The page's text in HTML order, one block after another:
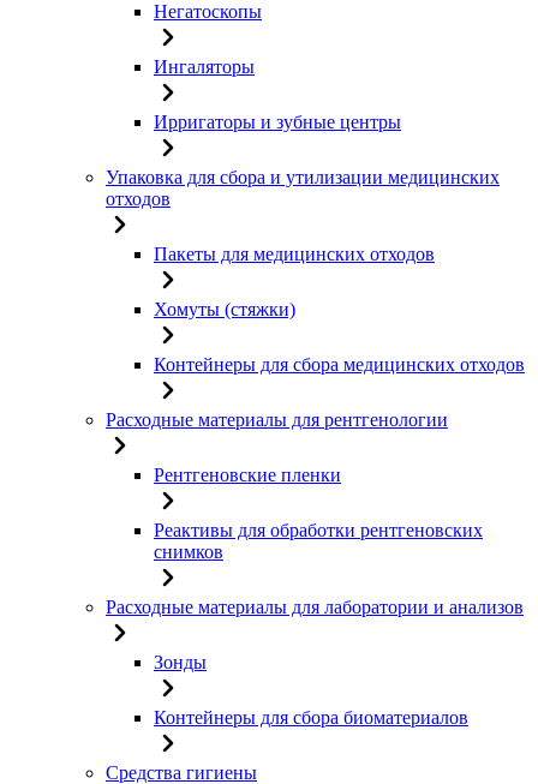
Негатоскопы
Ингаляторы
Ирригаторы и зубные центры
Упаковка для сбора и утилизации медицинских
отходов
Пакеты для медицинских отходов
Хомуты (стяжки)
Контейнеры для сбора медицинских отходов
Расходные материалы для рентгенологии
Рентгеновские пленки
Реактивы для обработки рентгеновских
снимков
Расходные материалы для лаборатории и анализов
Зонды
Контейнеры для сбора биоматериалов
Средства гигиены